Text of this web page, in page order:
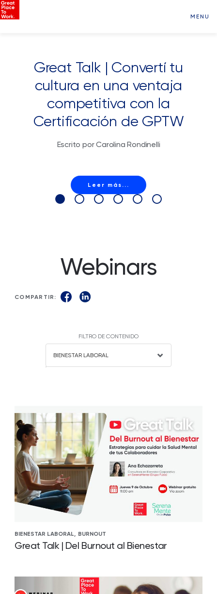
MENU
Great Talk | Convertí tu
cultura en una ventaja
competitiva con la
Certificación de GPTW
Escrito por Carolina Rondinelli
Leer más...
Webinars
COMPARTIR:
FILTRO DE CONTENIDO
BIENESTAR LABORAL
BIENESTAR LABORAL, BURNOUT
Great Talk | Del Burnout al Bienestar